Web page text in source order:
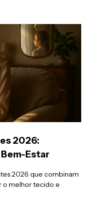
2026:
Estar
2026 que combinam
o melhor tecido e